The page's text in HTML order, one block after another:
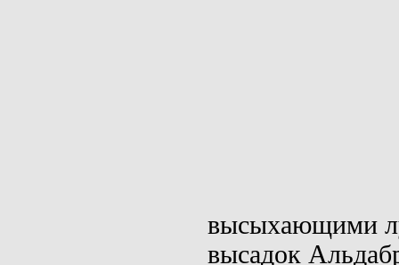
высыхающими
высадок